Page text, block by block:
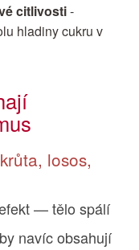
citlivosti-
hladiny cukru v
losos,
— tělo spálí
navíc obsahují